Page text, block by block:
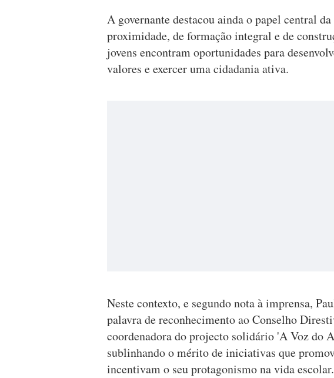
A governante destacou ainda o papel central
proximidade, de formação integral e de
jovens encontram oportunidades para
valores e exercer uma cidadania ativa.
Neste contexto, e segundo nota à imprensa,
palavra de reconhecimento ao Conselho
coordenadora do projecto solidário 'A Voz do
sublinhando o mérito de iniciativas que
incentivam o seu protagonismo na vida escolar.